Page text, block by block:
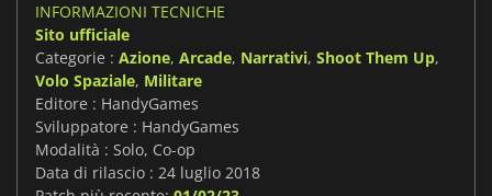
INFORMAZIONI TECNICHE
Sito ufficiale
Categorie : Azione, Arcade, Narrativi, Shoot Them Up,
Volo Spaziale, Militare
Editore : HandyGames
Sviluppatore : HandyGames
Modalità : Solo, Co-op
Data di rilascio : 24 luglio 2018